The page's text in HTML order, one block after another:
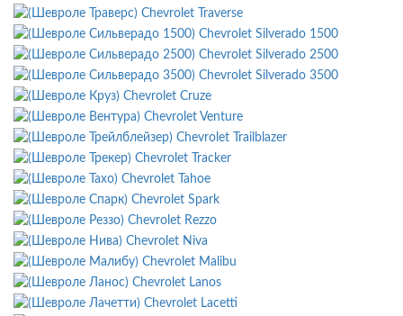
Chevrolet Traverse
Chevrolet Silverado 1500
Chevrolet Silverado 2500
Chevrolet Silverado 3500
Chevrolet Cruze
Chevrolet Venture
Chevrolet Trailblazer
Chevrolet Tracker
Chevrolet Tahoe
Chevrolet Spark
Chevrolet Rezzo
Chevrolet Niva
Chevrolet Malibu
Chevrolet Lanos
Chevrolet Lacetti